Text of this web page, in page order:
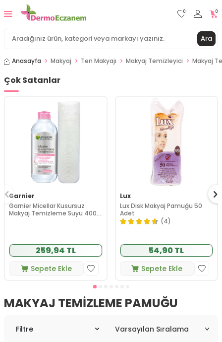
Ara
0 0
Anasayfa Makyaj Ten Makyajı Makyaj Temizleyici Makyaj
Çok Satanlar
Garnier
Garnier Micellar Kusursuz
Makyaj Temizleme Suyu 400
259,94 TL
Sepete Ekle
Lux
Lux Disk Makyaj Pamuğu 50
Adet
(4)
54,90 TL
Sepete Ekle
MAKYAJ TEMIZLEME PAMUĞU
Filtre